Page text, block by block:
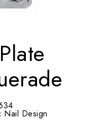
Nail Design